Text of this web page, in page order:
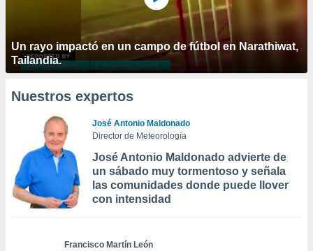
Un rayo impactó en un campo de fútbol en Narathiwat,
Tailandia.
Nuestros expertos
José Antonio Maldonado
Director de Meteorología
José Antonio Maldonado advierte de
un sábado muy tormentoso y señala
las comunidades donde puede llover
con intensidad
Francisco Martín León